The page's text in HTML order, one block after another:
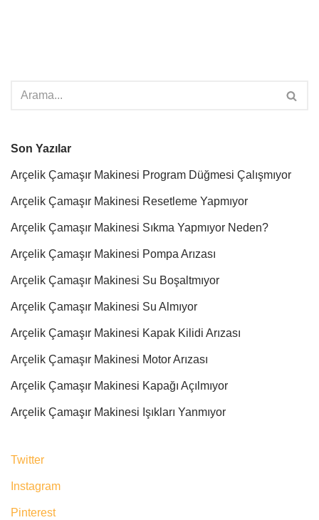
Son Yazılar
Arçelik Çamaşır Makinesi Program Düğmesi Çalışmıyor
Arçelik Çamaşır Makinesi Resetleme Yapmıyor
Arçelik Çamaşır Makinesi Sıkma Yapmıyor Neden?
Arçelik Çamaşır Makinesi Pompa Arızası
Arçelik Çamaşır Makinesi Su Boşaltmıyor
Arçelik Çamaşır Makinesi Su Almıyor
Arçelik Çamaşır Makinesi Kapak Kilidi Arızası
Arçelik Çamaşır Makinesi Motor Arızası
Arçelik Çamaşır Makinesi Kapağı Açılmıyor
Arçelik Çamaşır Makinesi Işıkları Yanmıyor
Twitter
Instagram
Pinterest